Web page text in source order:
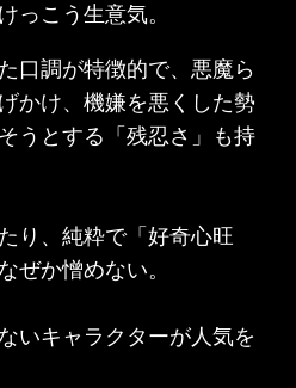
っこう生意気。
口調が特徴的で、悪魔ら
かけ、機嫌を悪くした勢
うとする「残忍さ」も持
り、純粋で「好奇心旺
ぜか憎めない。
いキャラクターが人気を